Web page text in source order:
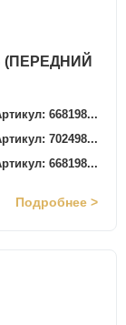
(ПЕРЕДНИЙ
668198...
702498...
668198...
Подробнее >